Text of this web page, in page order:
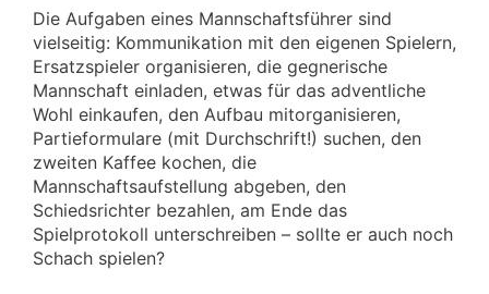
Die Aufgaben eines Mannschaftsführer sind
vielseitig: Kommunikation mit den eigenen Spielern,
Ersatzspieler organisieren, die gegnerische
Mannschaft einladen, etwas für das adventliche
Wohl einkaufen, den Aufbau mitorganisieren,
Partieformulare (mit Durchschrift!) suchen, den
zweiten Kaffee kochen, die
Mannschaftsaufstellung abgeben, den
Schiedsrichter bezahlen, am Ende das
Spielprotokoll unterschreiben – sollte er auch noch
Schach spielen?